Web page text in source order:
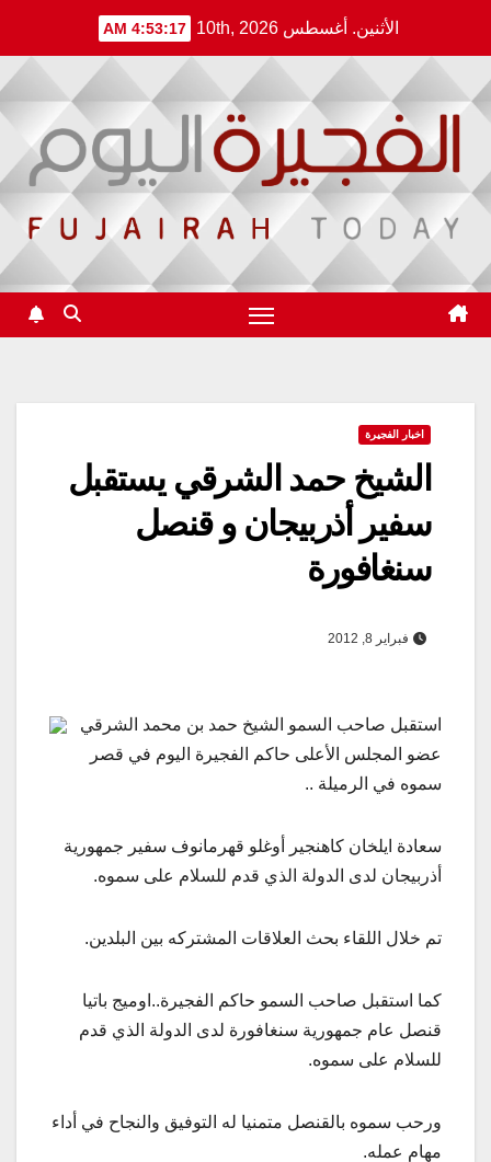
content
الأثنين. أغسطس 10th, 2026 4:53:17 AM
اخبار الفجيرة
الشيخ حمد الشرقي يستقبل
سفير أذربيجان و قنصل
سنغافورة
فبراير 8, 2012
استقبل صاحب السمو الشيخ حمد بن محمد الشرقي
عضو المجلس الأعلى حاكم الفجيرة اليوم في قصر
سموه في الرميلة ..
سعادة ايلخان كاهنجير أوغلو قهرمانوف سفير جمهورية
أذربيجان لدى الدولة الذي قدم للسلام على سموه.
تم خلال اللقاء بحث العلاقات المشتركه بين البلدين.
كما استقبل صاحب السمو حاكم الفجيرة..اوميج باتيا
قنصل عام جمهورية سنغافورة لدى الدولة الذي قدم
للسلام على سموه.
ورحب سموه بالقنصل متمنيا له التوفيق والنجاح في أداء
مهام عمله.